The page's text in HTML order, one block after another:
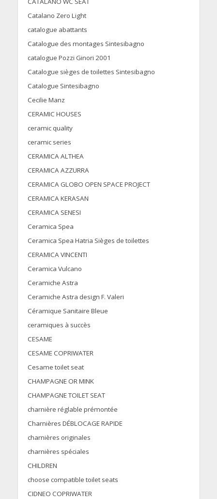
Catalano Zero Light
catalogue abattants
Catalogue des montages Sintesibagno
catalogue Pozzi Ginori 2001
Catalogue sièges de toilettes Sintesibagno
Catalogue Sintesibagno
Cecilie Manz
CERAMIC HOUSES
ceramic quality
ceramic series
CERAMICA ALTHEA
CERAMICA AZZURRA
CERAMICA GLOBO OPEN SPACE PROJECT
CERAMICA KERASAN
CERAMICA SENESI
Ceramica Spea
Ceramica Spea Hatria Sièges de toilettes
CERAMICA VINCENTI
Ceramica Vulcano
Ceramiche Astra
Ceramiche Astra design F. Valeri
Céramique Sanitaire Bleue
ceramiques à succès
CESAME
CESAME COPRIWATER
Cesame toilet seat
CHAMPAGNE OR MINK
CHAMPAGNE TOILET SEAT
charnière réglable prémontée
Charnières DÉBLOCAGE RAPIDE
charnières originales
charnières spéciales
CHILDREN
choose compatible toilet seats
CIDNEO COPRIWATER